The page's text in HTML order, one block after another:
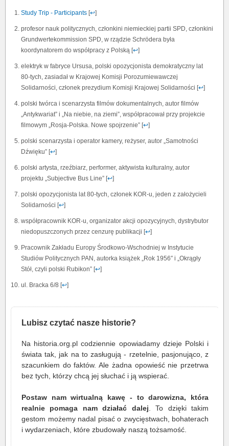
Study Trip - Participants [↩]
profesor nauk politycznych, członkini niemieckiej partii SPD, członkini
Grundwertekommission SPD, w rządzie Schrödera była
koordynatorem do współpracy z Polską [↩]
elektryk w fabryce Ursusa, polski opozycjonista demokratyczny lat
80-tych, zasiadał w Krajowej Komisji Porozumiewawczej
Solidarności, członek prezydium Komisji Krajowej Solidarności [↩]
polski twórca i scenarzysta filmów dokumentalnych, autor filmów
„Antykwariat” i „Na niebie, na ziemi”, współpracował przy projekcie
filmowym „Rosja-Polska. Nowe spojrzenie” [↩]
polski scenarzysta i operator kamery, reżyser, autor „Samotności
Dźwięku” [↩]
polski artysta, rzeźbiarz, performer, aktywista kulturalny, autor
projektu „Subjective Bus Line” [↩]
polski opozycjonista lat 80-tych, członek KOR-u, jeden z założycieli
Solidarności [↩]
współpracownik KOR-u, organizator akcji opozycyjnych, dystrybutor
niedopuszczonych przez cenzurę publikacji [↩]
Pracownik Zakładu Europy Środkowo-Wschodniej w Instytucie
Studiów Politycznych PAN, autorka książek „Rok 1956″ i „Okrągły
Stół, czyli polski Rubikon” [↩]
ul. Bracka 6/8 [↩]
Lubisz czytać nasze historie?
Na historia.org.pl codziennie opowiadamy dzieje Polski i
świata tak, jak na to zasługują - rzetelnie, pasjonująco, z
szacunkiem do faktów. Ale żadna opowieść nie przetrwa
bez tych, którzy chcą jej słuchać i ją wspierać.
Postaw nam wirtualną kawę - to darowizna, która
realnie pomaga nam działać dalej. To dzięki takim
gestom możemy nadal pisać o zwycięstwach, bohaterach
i wydarzeniach, które zbudowały naszą tożsamość.